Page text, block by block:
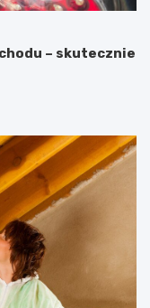
– skutecznie